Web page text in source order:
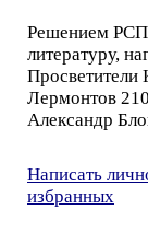
Решением
литературу,
Лермонтов
Александр
Написать
избранных